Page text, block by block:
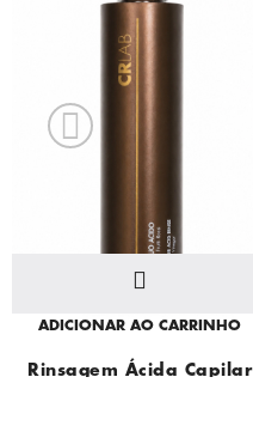
ADICIONAR AO CARRINHO
Rinsagem Ácida Capilar